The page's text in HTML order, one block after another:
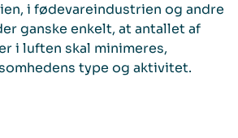
i fødevareindustrien og andre
ganske enkelt, at antallet af
i luften skal minimeres,
type og aktivitet.